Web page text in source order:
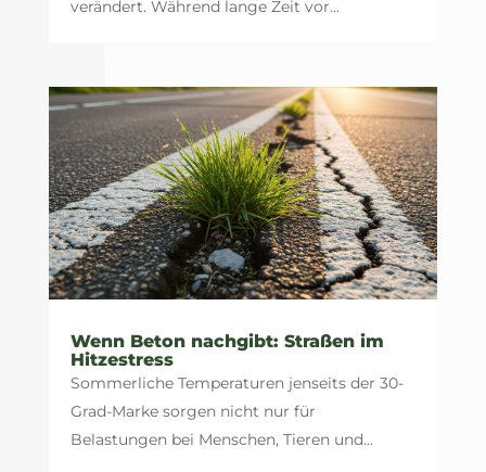
verändert. Während lange Zeit vor...
Wenn Beton nachgibt: Straßen im
Hitzestress
Sommerliche Temperaturen jenseits der 30-
Grad-Marke sorgen nicht nur für
Belastungen bei Menschen, Tieren und...